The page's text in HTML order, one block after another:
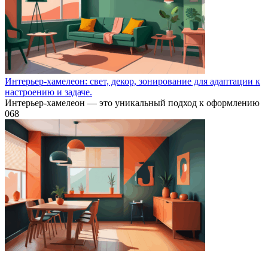
Интерьер-хамелеон: свет, декор, зонирование для адаптации к
настроению и задаче.
Интерьер-хамелеон — это уникальный подход к оформлению
068